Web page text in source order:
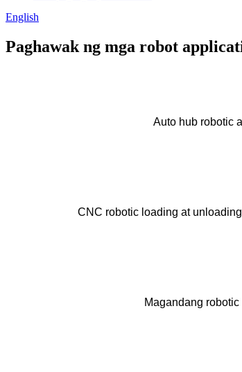
English
Paghawak ng mga robot
Auto hub robotic
CNC robotic loading at
Magandang